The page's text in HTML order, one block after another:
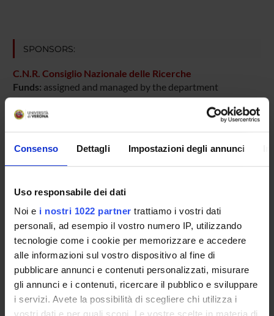
Consenso Dettagli Impostazioni degli annunci
Uso responsabile dei dati
Noi e i nostri 1022 partner trattiamo i vostri dati
personali, ad esempio il vostro numero IP, utilizzando
tecnologie come i cookie per memorizzare e accedere
alle informazioni sul vostro dispositivo al fine di
pubblicare annunci e contenuti personalizzati, misurare
gli annunci e i contenuti, ricercare il pubblico e sviluppare
i servizi. Avete la possibilità di scegliere chi utilizza i
SPONSORS:
C.N.R. Consiglio Nazionale delle Ricerche
Funds: assigned and managed by the department
Aldo Scarpa
SECTIONS
Pathological Anatomy Section